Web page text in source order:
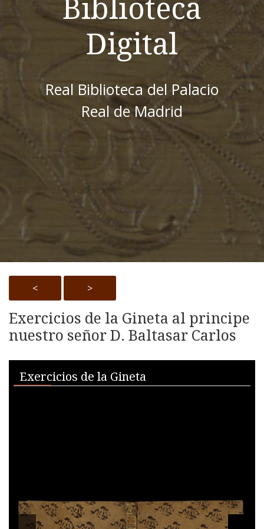
Digital
Real Biblioteca del Palacio
Real de Madrid
< >
Exercicios de la Gineta al principe
nuestro señor D. Baltasar Carlos
Media Viewer
Exercicios de la Gineta